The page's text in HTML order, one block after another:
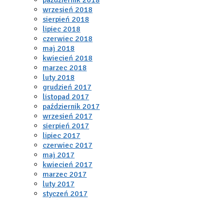
wrzesień 2018
sierpień 2018
lipiec 2018
czerwiec 2018
maj 2018
kwiecień 2018
marzec 2018
luty 2018
grudzień 2017
listopad 2017
październik 2017
wrzesień 2017
sierpień 2017
lipiec 2017
czerwiec 2017
maj 2017
kwiecień 2017
marzec 2017
luty 2017
styczeń 2017